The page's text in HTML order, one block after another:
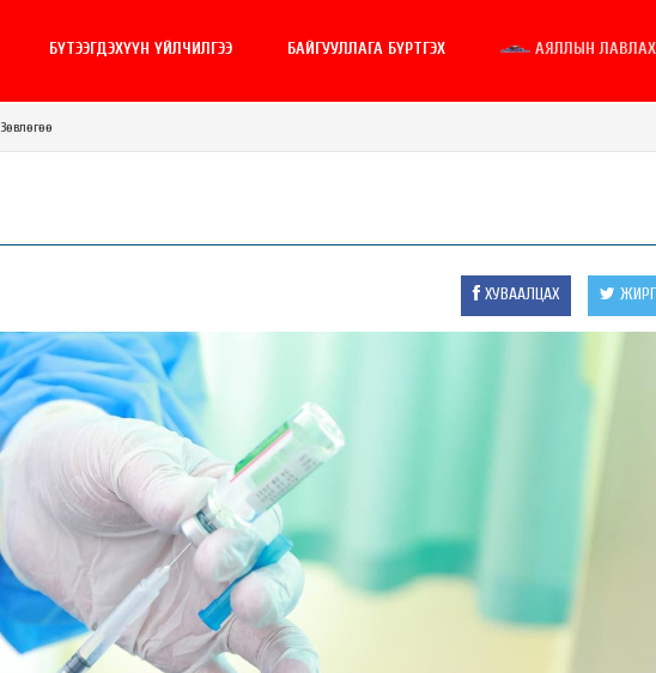
БҮТЭЭГДЭХҮҮН ҮЙЛЧИЛГЭЭ БАЙГУУЛЛАГА БҮРТГЭХ АЯЛЛЫН ЛАВЛАХ
Зөвлөгөө
ХУВААЛЦАХ